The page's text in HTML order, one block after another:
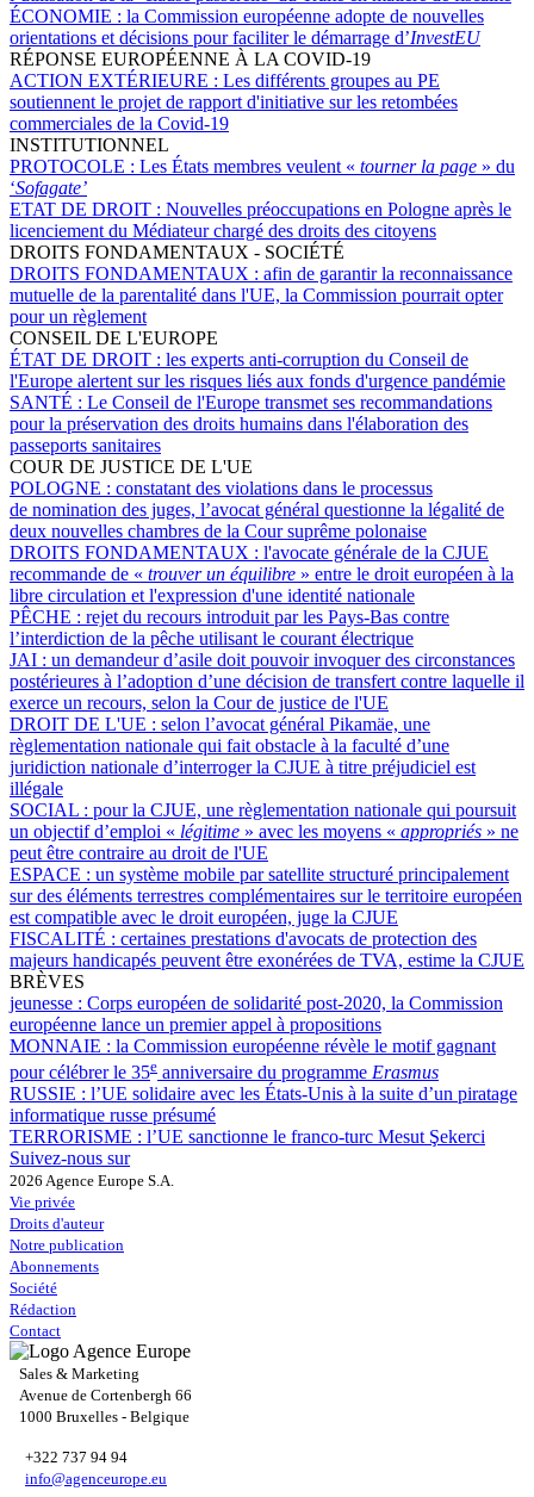
ÉCONOMIE : la Commission européenne adopte de nouvelles
orientations et décisions pour faciliter le démarrage d’InvestEU
RÉPONSE EUROPÉENNE À LA COVID-19
ACTION EXTÉRIEURE : Les différents groupes au PE
soutiennent le projet de rapport d'initiative sur les retombées
commerciales de la Covid-19
INSTITUTIONNEL
PROTOCOLE : Les États membres veulent « tourner la page » du
‘Sofagate’
ETAT DE DROIT : Nouvelles préoccupations en Pologne après le
licenciement du Médiateur chargé des droits des citoyens
DROITS FONDAMENTAUX - SOCIÉTÉ
DROITS FONDAMENTAUX : afin de garantir la reconnaissance
mutuelle de la parentalité dans l'UE, la Commission pourrait opter
pour un règlement
CONSEIL DE L'EUROPE
ÉTAT DE DROIT : les experts anti-corruption du Conseil de
l'Europe alertent sur les risques liés aux fonds d'urgence pandémie
SANTÉ : Le Conseil de l'Europe transmet ses recommandations
pour la préservation des droits humains dans l'élaboration des
passeports sanitaires
COUR DE JUSTICE DE L'UE
POLOGNE : constatant des violations dans le processus
de nomination des juges, l’avocat général questionne la légalité de
deux nouvelles chambres de la Cour suprême polonaise
DROITS FONDAMENTAUX : l'avocate générale de la CJUE
recommande de « trouver un équilibre » entre le droit européen à la
libre circulation et l'expression d'une identité nationale
PÊCHE : rejet du recours introduit par les Pays-Bas contre
l’interdiction de la pêche utilisant le courant électrique
JAI : un demandeur d’asile doit pouvoir invoquer des circonstances
postérieures à l’adoption d’une décision de transfert contre laquelle il
exerce un recours, selon la Cour de justice de l'UE
DROIT DE L'UE : selon l’avocat général Pikamäe, une
règlementation nationale qui fait obstacle à la faculté d’une
juridiction nationale d’interroger la CJUE à titre préjudiciel est
illégale
SOCIAL : pour la CJUE, une règlementation nationale qui poursuit
un objectif d’emploi « légitime » avec les moyens « appropriés » ne
peut être contraire au droit de l'UE
ESPACE : un système mobile par satellite structuré principalement
sur des éléments terrestres complémentaires sur le territoire européen
est compatible avec le droit européen, juge la CJUE
FISCALITÉ : certaines prestations d'avocats de protection des
majeurs handicapés peuvent être exonérées de TVA, estime la CJUE
BRÈVES
jeunesse : Corps européen de solidarité post-2020, la Commission
européenne lance un premier appel à propositions
MONNAIE : la Commission européenne révèle le motif gagnant
pour célébrer le 35e anniversaire du programme Erasmus
RUSSIE : l’UE solidaire avec les États-Unis à la suite d’un piratage
informatique russe présumé
TERRORISME : l’UE sanctionne le franco-turc Mesut Şekerci
Suivez-nous sur
2026 Agence Europe S.A.
Vie privée
Droits d'auteur
Notre publication
Abonnements
Société
Rédaction
Contact
Sales & Marketing
Avenue de Cortenbergh 66
1000 Bruxelles - Belgique
+322 737 94 94
info@agenceurope.eu